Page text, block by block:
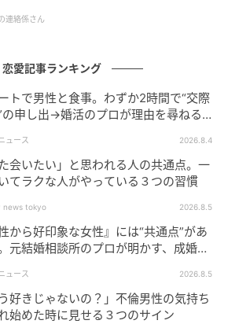
ます。
れます。
影響で小口化商品を活用した節税
小口化業者による賃貸マンション
られています。
年3月調査）は、地域ごとの
データで把握できる貴重な指標で
の三大都市圏だけでなく、地方都
収録されており、国内不動産市場
ます。
連絡係さん
恋愛記事ランキング
トで男性と食事。わずか2時間で“交際
の申し出→婚活のプロが理由を尋ねる
ュース 2026.8.4
た会いたい」と思われる人の共通点。一
てラクな人がやっている３つの習慣
news tokyo 2026.8.5
性から好印象な女性』には“共通点”があ
元結婚相談所のプロが明かす、成婚し
ュース 2026.8.5
う好きじゃないの？」不倫男性の気持ち
始めた時に見せる３つのサイン